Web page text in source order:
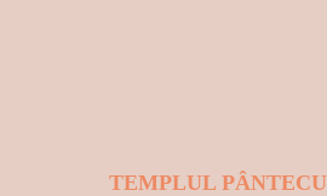
TEMPLUL